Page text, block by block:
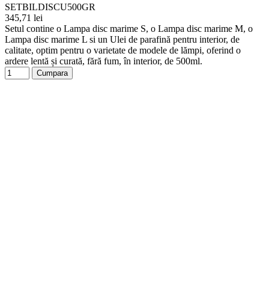
SETBILDISCU500GR
345,71 lei
Setul contine o Lampa disc marime S, o Lampa disc marime M, o
Lampa disc marime L si un Ulei de parafină pentru interior, de
calitate, optim pentru o varietate de modele de lămpi, oferind o
ardere lentă și curată, fără fum, în interior, de 500ml.
Cumpara